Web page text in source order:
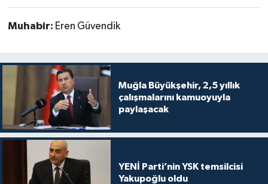
Muhabir: Eren Güvendik
Muğla Büyükşehir, 2,5 yıllık
çalışmalarını kamuoyuyla
paylaşacak
YENİ Parti’nin YSK temsilcisi
Yakupoğlu oldu